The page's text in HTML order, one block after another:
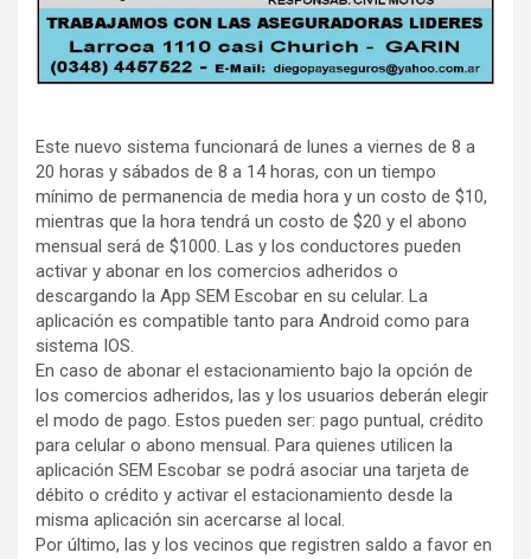
Este nuevo sistema funcionará de lunes a viernes de 8 a
20 horas y sábados de 8 a 14 horas, con un tiempo
mínimo de permanencia de media hora y un costo de $10,
mientras que la hora tendrá un costo de $20 y el abono
mensual será de $1000. Las y los conductores pueden
activar y abonar en los comercios adheridos o
descargando la App SEM Escobar en su celular. La
aplicación es compatible tanto para Android como para
sistema IOS.
En caso de abonar el estacionamiento bajo la opción de
los comercios adheridos, las y los usuarios deberán elegir
el modo de pago. Estos pueden ser: pago puntual, crédito
para celular o abono mensual. Para quienes utilicen la
aplicación SEM Escobar se podrá asociar una tarjeta de
débito o crédito y activar el estacionamiento desde la
misma aplicación sin acercarse al local.
Por último, las y los vecinos que registren saldo a favor en